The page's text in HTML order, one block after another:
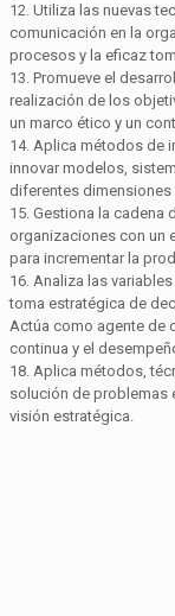
12. Utiliza las nuevas
comunicación en la
procesos y la eficaz
13. Promueve el
realización de los
un marco ético y un
14. Aplica métodos de
innovar modelos,
diferentes
15. Gestiona la cadena
organizaciones con un
para incrementar la
16. Analiza las
toma estratégica de
Actúa como agente de
continua y el
18. Aplica métodos,
solución de problemas
visión estratégica.